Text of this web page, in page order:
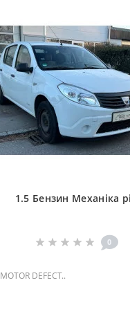
1.5 Бензин Механіка
0
MOTOR DEFECT..